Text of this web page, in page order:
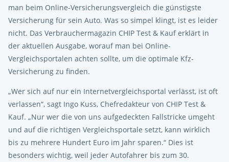
man beim Online-Versicherungsvergleich die günstigste
Versicherung für sein Auto. Was so simpel klingt, ist es leider
nicht. Das Verbrauchermagazin CHIP Test & Kauf erklärt in
der aktuellen Ausgabe, worauf man bei Online-
Vergleichsportalen achten sollte, um die optimale Kfz-
Versicherung zu finden.
„Wer sich auf nur ein Internetvergleichsportal verlässt, ist oft
verlassen“, sagt Ingo Kuss, Chefredakteur von CHIP Test &
Kauf. „Nur wer die von uns aufgedeckten Fallstricke umgeht
und auf die richtigen Vergleichsportale setzt, kann wirklich
bis zu mehrere Hundert Euro im Jahr sparen.“ Dies ist
besonders wichtig, weil jeder Autofahrer bis zum 30.